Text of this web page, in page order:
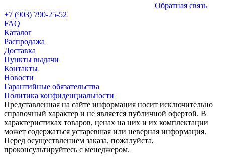
Обратная связь
+7 (903) 790-25-52
FAQ
Каталог
Распродажа
Доставка
Пункты выдачи
Контакты
Новости
Гарантийные обязательства
Политика конфиденциальности
Представленная на сайте информация носит исключительно
справочный характер и не является публичной офертой. В
характеристиках товаров, ценах на них и их комплектации
может содержаться устаревшая или неверная информация.
Перед осуществлением заказа, пожалуйста,
проконсультируйтесь с менеджером.